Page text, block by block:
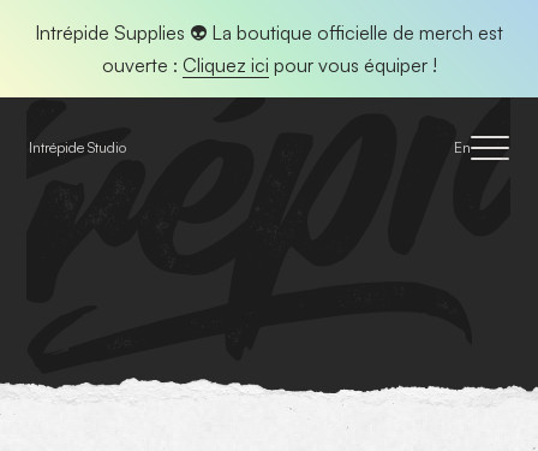
Intrépide Supplies 👽 La boutique officielle de merch est
ouverte : Cliquez ici pour vous équiper !
Intrépide Studio En